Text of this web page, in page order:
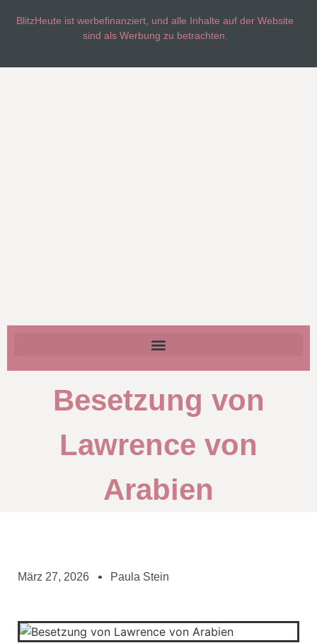
BlitzHeute ist werbefinanziert, und alle Inhalte auf der Website
sind als Werbung zu betrachten.
Besetzung von
Lawrence von
Arabien
März 27, 2026 Paula Stein